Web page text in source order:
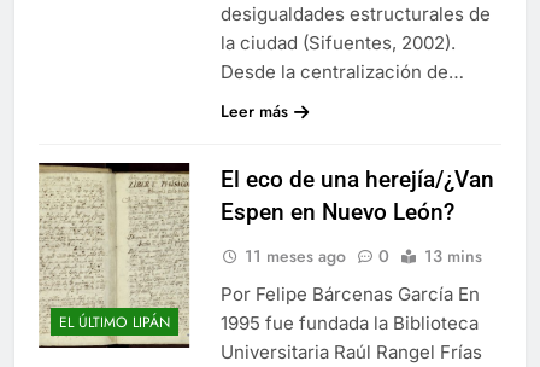
desigualdades estructurales de
la ciudad (Sifuentes, 2002).
Desde la centralización de…
Leer más
EL ÚLTIMO LIPÁN
El eco de una herejía/¿Van
Espen en Nuevo León?
11 meses ago 0 13 mins
Por Felipe Bárcenas García En
1995 fue fundada la Biblioteca
Universitaria Raúl Rangel Frías